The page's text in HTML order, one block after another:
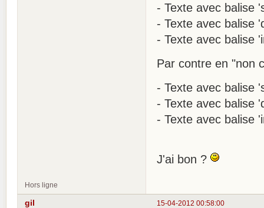
- Texte avec balise
- Texte avec balise
- Texte avec balise
Par contre en "non
- Texte avec balise
- Texte avec balise
- Texte avec balise
J'ai bon ?
Hors ligne
15-04-2012 00:58:00
gil